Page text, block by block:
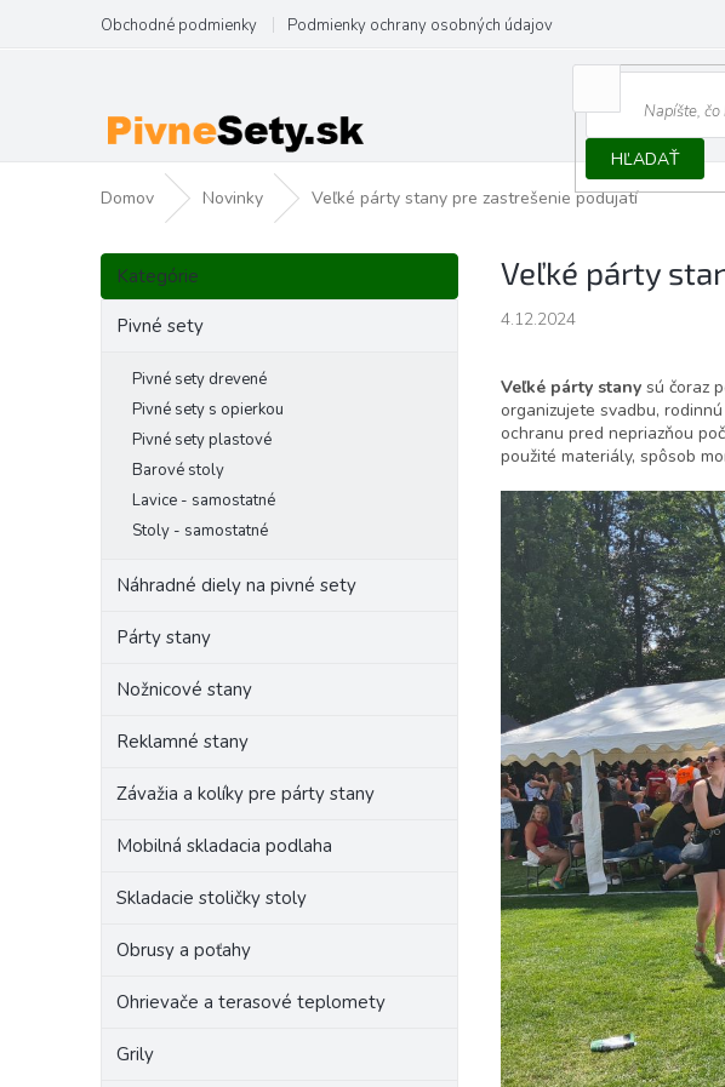
obsah
Obchodné podmienky Podmienky ochrany osobných údajov
HĽADAŤ
Domov Novinky Veľké párty stany pre zastrešenie podujatí
B
č
Preskočiť
kategórie
Kategórie
Pivné sety
Pivné sety drevené
Pivné sety s opierkou
Pivné sety plastové
Barové stoly
Lavice - samostatné
Stoly - samostatné
Náhradné diely na pivné sety
Párty stany
Nožnicové stany
Reklamné stany
Závažia a kolíky pre párty stany
Mobilná skladacia podlaha
Skladacie stoličky stoly
Obrusy a poťahy
Ohrievače a terasové teplomety
Grily
Veľké párty
4.12.2024
Veľké párty stany sú čoraz
organizujete svadbu,
ochranu pred nepriazňou
použité materiály, spôsob